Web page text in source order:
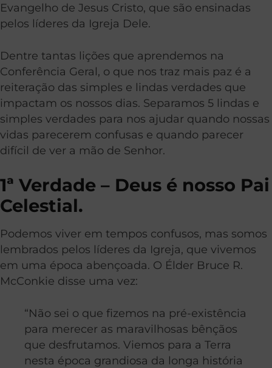
Evangelho de Jesus Cristo, que são ensinadas
pelos líderes da Igreja Dele.
Dentre tantas lições que aprendemos na
Conferência Geral, o que nos traz mais paz é a
reiteração das simples e lindas verdades que
impactam os nossos dias. Separamos 5 lindas e
simples verdades para nos ajudar quando nossas
vidas parecerem confusas e quando parecer
difícil de ver a mão de Senhor.
1ª Verdade – Deus é nosso Pai
Celestial.
Podemos viver em tempos confusos, mas somos
lembrados pelos líderes da Igreja, que vivemos
em uma época abençoada. O Élder Bruce R.
McConkie disse uma vez:
“Não sei o que fizemos na pré-existência
para merecer as maravilhosas bênçãos
que desfrutamos. Viemos para a Terra
nesta época grandiosa da longa história